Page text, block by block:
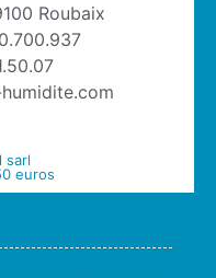
Roubaix
sarl
euros